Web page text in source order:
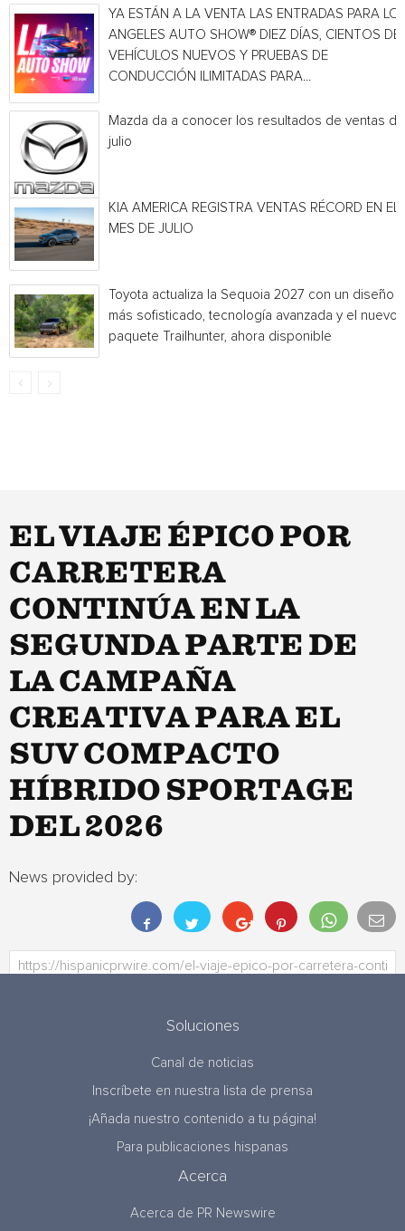
YA ESTÁN A LA VENTA LAS ENTRADAS PARA
ANGELES AUTO SHOW® DIEZ DÍAS, CIENTOS DE
VEHÍCULOS NUEVOS Y PRUEBAS DE
CONDUCCIÓN ILIMITADAS PARA...
Mazda da a conocer los resultados de ventas de
julio
KIA AMERICA REGISTRA VENTAS RÉCORD EN EL
MES DE JULIO
Toyota actualiza la Sequoia 2027 con un diseño
más sofisticado, tecnología avanzada y el nuevo
paquete Trailhunter, ahora disponible
EL VIAJE ÉPICO POR
CARRETERA
CONTINÚA EN LA
SEGUNDA PARTE DE
LA CAMPAÑA
CREATIVA PARA EL
SUV COMPACTO
HÍBRIDO SPORTAGE
DEL 2026
News provided by:
Soluciones
Canal de noticias
Inscríbete en nuestra lista de prensa
¡Añada nuestro contenido a tu página!
Para publicaciones hispanas
Acerca
Acerca de PR Newswire